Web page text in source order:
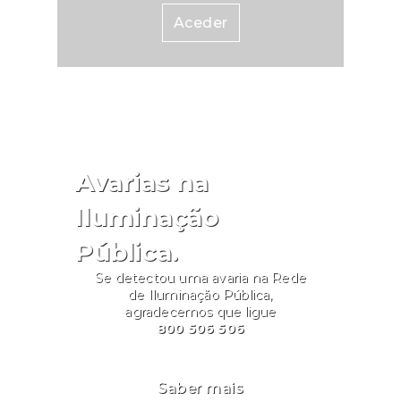
Aceder
Avarias na
Iluminação
Pública.
Se detectou uma avaria na Rede
de Iluminação Pública,
agradecemos que ligue
800 506 506
Saber mais